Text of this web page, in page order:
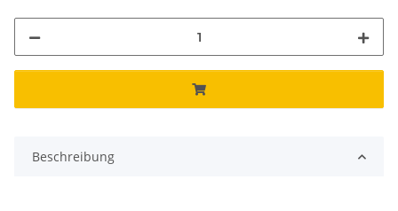
Beschreibung